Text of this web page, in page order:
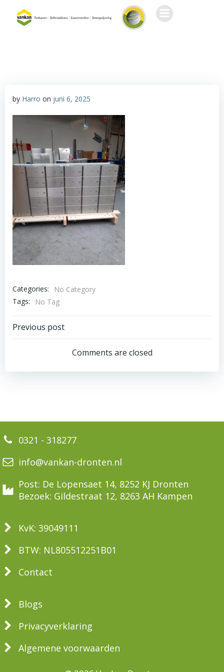
naar
by Harro on juni 6, 2025
Categories:
No Category
Tags:
No Tag
Bericht
navigatie
Previous post
Comments are closed
0321 - 318277
info@vankan-dronten.nl
Post: De Lopensaet 14, 8252 KJ Dronten
Bezoek: Gildestraat 12, 8263 AH Kampen
KvK: 39049111
BTW: NL805512251B01
Contact
Blogs
Privacyverklaring
Algemene voorwaarden